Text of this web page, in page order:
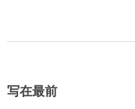
写在最前